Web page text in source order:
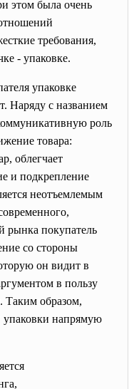
этом была очень
требования,
- упаковке.
упаковке
Наряду с названием
роль
товара:
облегчает
и подкрепление
неотъемлемым
рынка покупатель
со стороны
он видит в
в пользу
Таким образом,
упаковки напрямую